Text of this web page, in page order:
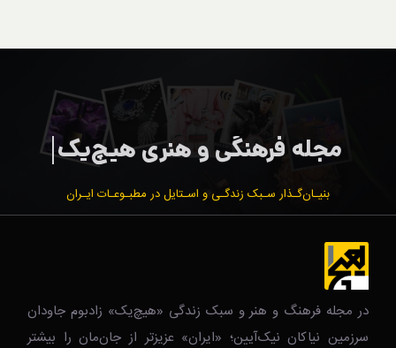
بنیـان‌گـذار سـبک زندگـی و اسـتایل در مطبـوعـات ایـران
در مجله فرهنگ و هنر و سبک زندگی‌ «هیچ‌یک» زادبوم جاودان
سرزمین نیاکان نیک‌‌‌آیین؛ «ایران» عزیزتر از جان‌مان را بیشتر